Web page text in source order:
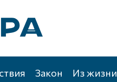
Закон Из жизни